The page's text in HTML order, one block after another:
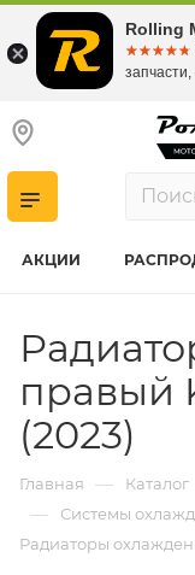
АКЦИИ
правый
(2023)
Главная — Каталог
— Системы
Радиаторы
Rolling
☆☆☆☆☆
★★★★★
запчасти,